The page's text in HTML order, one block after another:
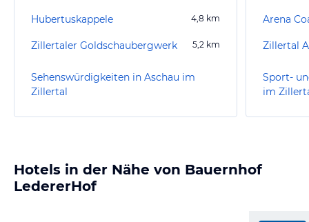
Hubertuskappele 4,8 km
Zillertaler Goldschaubergwerk 5,2 km
Sehenswürdigkeiten in Aschau im
Zillertal
Arena
Zillertal
Sport-
im
Hotels in der Nähe von Bauernhof
LedererHof